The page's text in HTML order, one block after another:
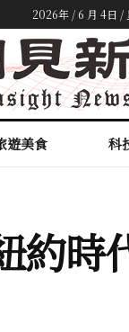
2026年 / 6 月 4日 /
遊美食 科
時